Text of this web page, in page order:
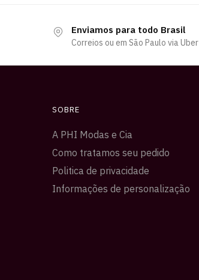
Enviamos para todo Brasil
Correios ou em São Paulo via Uber
SOBRE
A PHI Modas e Cia
Como tratamos seu pedido
Politica de privacidade
Informações de personalização